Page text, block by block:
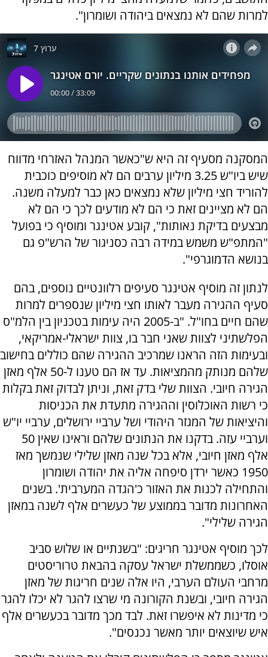
למרות שהם לא נמצאים ביהודה ושומרון".
המסקנה מסעיף זה היא ש"כאשר המנהל האזרחי מדווח
שיש ביו"ש 3.25 מיליון ערבים הם לא מוסיפים כוכבית
להוריד חצי מיליון שלא נמצאים כאן כבר למעלה משנה.
הם לא מציינים זאת כי הם לא מודעים לכך כי הם לא
מבצעים בדיקת נאותות", קובע אטינגר ומוסיף כי בפועל
"המתפ"ש משמש במידה רבה כסניגור של הרש"פ גם
בנושא הדמוגרפי".
לנתון זה מוסיף אטינגר סעיפים רלוונטיים נוספים, בהם
סעיף ההגירה מעבר לאותו חצי מיליון שנספרים למרות
שהם חיים בחו"ל. "ב-2005 היה עימות בטכניון בין הלמ"ס
הפלשתיני לצוות שאני חבר בו, צוות ישראלי-אמריקאי,
ובעימות הזה הראנו שמרכיב ההגירה שהם כוללים בחישוב
שלהם מנותק מהמציאות. עד אז הם טענו ל-50 אלף מאזן
הגירה חיובי. הצוות שלי בדק זאת, וניתן לבדוק זאת בקלות
כי רשות האוכלוסין וההגירה מתעדת את הכניסות
והיציאות של המגזר היהודי ושל ערביי ירושלים, ערביי יו"ש
וערביי עזה. בדקנו את הנתונים שלהם וראינו שאין 50
אלף מאזן חיובי, אלא בכל שנה מאזן שלילי שנמשך מאז
1950 כאשר ירדן סיפחה אליה את יהודה ושומרון
והתחילה לכנות את האזור כ'הגדה המערבית'. בשנים
האחרונות מדובר בממוצע של כעשרים אלף לשנה במאזן
הגירה שלילי".
לכך מוסיף אטינגר חריגים: "בשנתיים או שלוש סביב
אוסלו, כשממשלת ישראל עסקה בהבאת טרוריסטים
מרחבי העולם הערבי, היו אלה שנים חריגות של מאזן
הגירה חיובי, ובשנת הקורונה מי שרצו להגר לא יכלו להגר
כי מדינות לא איפשרו זאת. לבד מכך מדובר בכעשרים אלף
איש שיוצאים יותר מאשר נכנסים".